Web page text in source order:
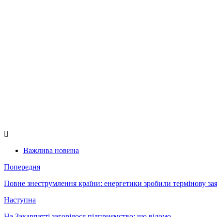
Важлива новина
Попередня
Повне знеструмлення країни: енергетики зробили термінову
Наступна